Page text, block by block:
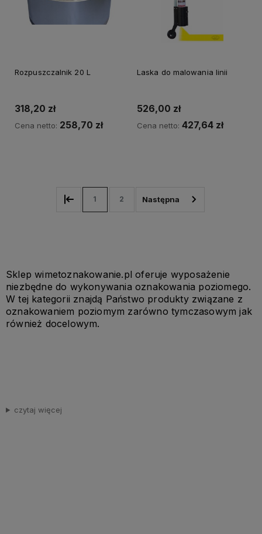
Rozpuszczalnik 20 L
318,20 zł
Cena netto: 258,70 zł
Laska do malowania linii
526,00 zł
Cena netto: 427,64 zł
1 2
Sklep wimetoznakowanie.pl oferuje wyposażenie
niezbędne do wykonywania oznakowania poziomego.
W tej kategorii znajdą Państwo produkty związane z
oznakowaniem poziomym zarówno tymczasowym jak
również docelowym.
czytaj więcej